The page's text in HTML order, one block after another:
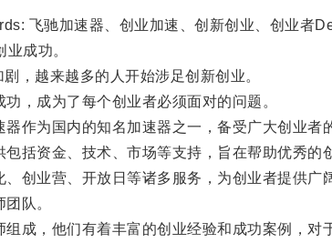
飞驰加速器、创业加速、创新创业、创业者
成功。
越来越多的人开始涉足创新创业。
成为了每个创业者必须面对的问题。
为国内的知名加速器之一，备受广大创业者
资金、技术、市场等支持，旨在帮助优秀的
业营、开放日等诸多服务，为创业者提供广
队。
，他们有着丰富的创业经验和成功案例，对